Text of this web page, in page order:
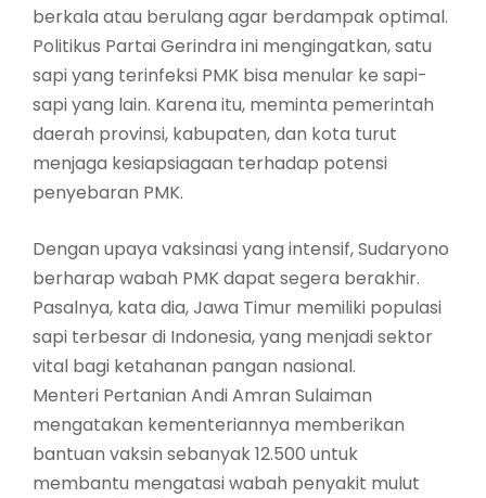
berkala atau berulang agar berdampak optimal.
Politikus Partai Gerindra ini mengingatkan, satu
sapi yang terinfeksi PMK bisa menular ke sapi-
sapi yang lain. Karena itu, meminta pemerintah
daerah provinsi, kabupaten, dan kota turut
menjaga kesiapsiagaan terhadap potensi
penyebaran PMK.
Dengan upaya vaksinasi yang intensif, Sudaryono
berharap wabah PMK dapat segera berakhir.
Pasalnya, kata dia, Jawa Timur memiliki populasi
sapi terbesar di Indonesia, yang menjadi sektor
vital bagi ketahanan pangan nasional.
Menteri Pertanian Andi Amran Sulaiman
mengatakan kementeriannya memberikan
bantuan vaksin sebanyak 12.500 untuk
membantu mengatasi wabah penyakit mulut